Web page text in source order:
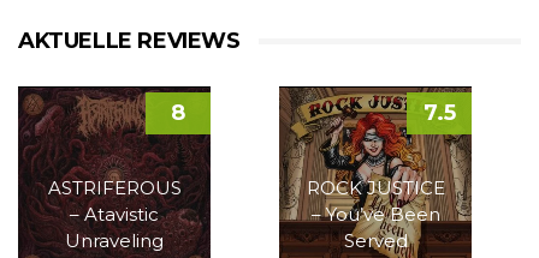
AKTUELLE REVIEWS
ASTRIFEROUS
– Atavistic
Unraveling
8
ROCK JUSTICE
– You’ve Been
Served
7.5